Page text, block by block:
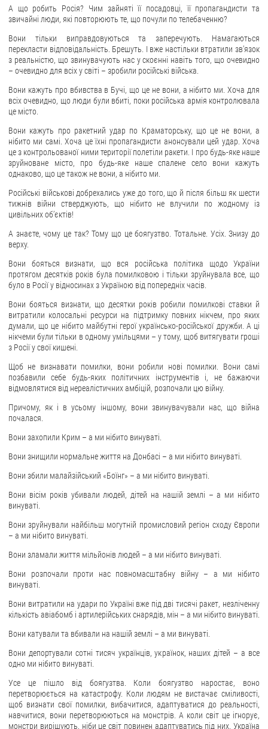
ДОСТУП ДО ПУБЛІЧНОЇ ІНФОРМАЦІЇ
Організація доступу до публічної інформації
Запит на отримання публічної інформації
Облік публічної інформації
Питання запобігання корупції
Публічні закупівлі
ДЕРЖАВНИЙ РЕЄСТР САНКЦІЙ
А що робить Росія? Чим зайняті її посадовці, її пропагандисти та
звичайні люди, які повторюють те, що почули по телебаченню?
Вони тільки виправдовуються та заперечують. Намагаються
перекласти відповідальність. Брешуть. І вже настільки втратили звʼязок
з реальністю, що звинувачують нас у скоєнні навіть того, що очевидно
– очевидно для всіх у світі – зробили російські війська.
Вони кажуть про вбивства в Бучі, що це не вони, а нібито ми. Хоча для
всіх очевидно, що люди були вбиті, поки російська армія контролювала
це місто.
Вони кажуть про ракетний удар по Краматорську, що це не вони, а
нібито ми самі. Хоча це їхні пропагандисти анонсували цей удар. Хоча
це з контрольованої ними території полетіли ракети. І про будь-яке наше
зруйноване місто, про будь-яке наше спалене село вони кажуть
однаково, що це також не вони, а нібито ми.
Російські військові добрехались уже до того, що й після більш як шести
тижнів війни стверджують, що нібито не влучили по жодному із
цивільних обʼєктів!
А знаєте, чому це так? Тому що це боягузтво. Тотальне. Усіх. Знизу до
верху.
Вони бояться визнати, що вся російська політика щодо України
протягом десятків років була помилковою і тільки зруйнувала все, що
було в Росії у відносинах з Україною від попередніх часів.
Вони бояться визнати, що десятки років робили помилкові ставки й
витратили колосальні ресурси на підтримку повних нікчем, про яких
думали, що це нібито майбутні герої українсько-російської дружби. А ці
нікчеми були тільки в одному умільцями – у тому, щоб витягувати гроші
з Росії у свої кишені.
Щоб не визнавати помилки, вони робили нові помилки. Вони самі
позбавили себе будь-яких політичних інструментів і, не бажаючи
відмовлятися від нереалістичних амбіцій, розпочали цю війну.
Причому, як і в усьому іншому, вони звинувачували нас, що війна
почалася.
Вони захопили Крим – а ми нібито винуваті.
Вони знищили нормальне життя на Донбасі – а ми нібито винуваті.
Вони збили малайзійський «Боїнг» – а ми нібито винуваті.
Вони вісім років убивали людей, дітей на нашій землі – а ми нібито
винуваті.
Вони зруйнували найбільш могутній промисловий регіон сходу Європи
– а ми нібито винуваті.
Вони зламали життя мільйонів людей – а ми нібито винуваті.
Вони розпочали проти нас повномасштабну війну – а ми нібито
винуваті.
Вони витратили на удари по Україні вже під дві тисячі ракет, незліченну
кількість авіабомб і артилерійських снарядів, мін – а ми нібито винуваті.
Вони катували та вбивали на нашій землі – а ми винуваті.
Вони депортували сотні тисяч українців, українок, наших дітей – а все
одно ми нібито винуваті.
Усе це пішло від боягузтва. Коли боягузтво наростає, воно
перетворюється на катастрофу. Коли людям не вистачає сміливості,
щоб визнати свої помилки, вибачитися, адаптуватися до реальності,
навчитися, вони перетворюються на монстрів. А коли світ це ігнорує,
монстри вирішують, ніби це світ повинен адаптуватись під них. Україна